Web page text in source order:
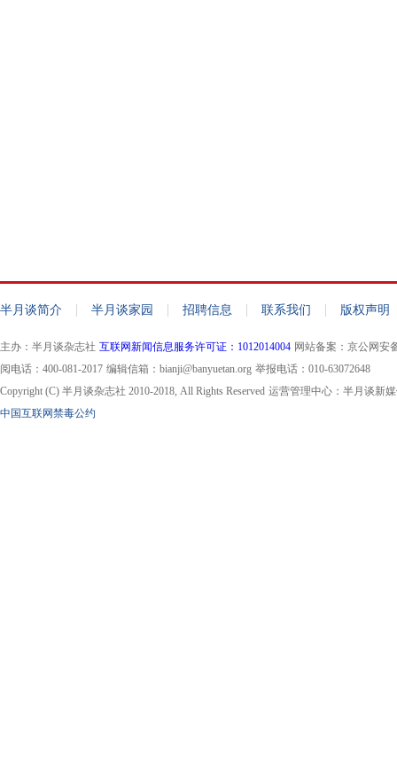
半月谈简介 | 半月谈家园 | 招聘信息 | 联系我们 | 版权声明
主办：半月谈杂志社 互联网新闻信息服务许可证：1012014004 网站备案：京公网安
阅电话：400-081-2017 编辑信箱：bianji@banyuetan.org 举报电话：010-63072648
Copyright (C) 半月谈杂志社 2010-2018, All Rights Reserved 运营管理中心：半月谈新
中国互联网禁毒公约